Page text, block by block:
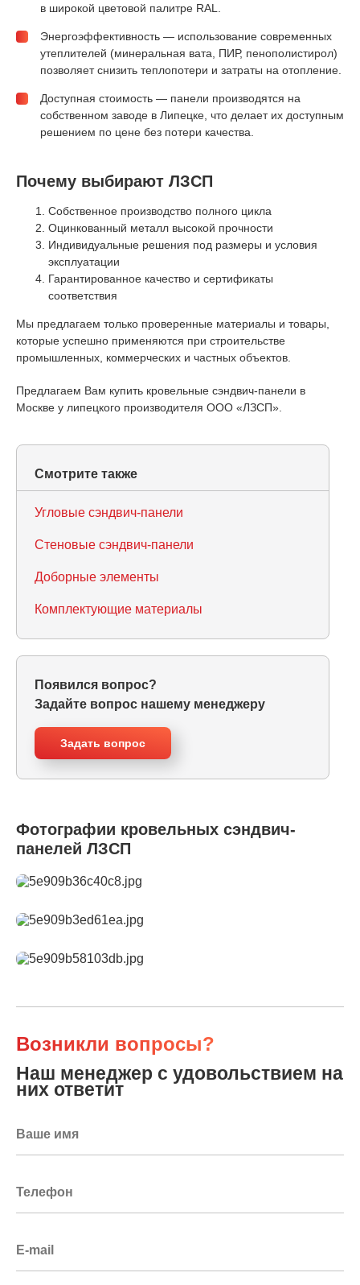
в широкой цветовой палитре RAL.
Энергоэффективность — использование современных
утеплителей (минеральная вата, ПИР, пенополистирол)
позволяет снизить теплопотери и затраты на отопление.
Доступная стоимость — панели производятся на
собственном заводе в Липецке, что делает их доступным
решением по цене без потери качества.
Почему выбирают ЛЗСП
Собственное производство полного цикла
Оцинкованный металл высокой прочности
Индивидуальные решения под размеры и условия
эксплуатации
Гарантированное качество и сертификаты
соответствия
Мы предлагаем только проверенные материалы и товары,
которые успешно применяются при строительстве
промышленных, коммерческих и частных объектов.
Предлагаем Вам купить кровельные сэндвич-панели в
Москве у липецкого производителя ООО «ЛЗСП».
Смотрите также
Угловые сэндвич-панели
Стеновые сэндвич-панели
Доборные элементы
Комплектующие материалы
Появился вопрос?
Задайте вопрос нашему менеджеру
Задать вопрос
Фотографии кровельных сэндвич-
панелей ЛЗСП
Возникли вопросы?
Наш менеджер с удовольствием на
них ответит